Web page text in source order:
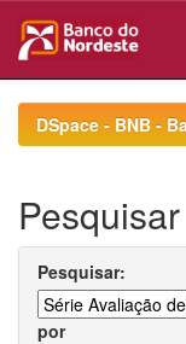
navigationDSpace - BNB -
Pesquisar
Pesquisar:
por